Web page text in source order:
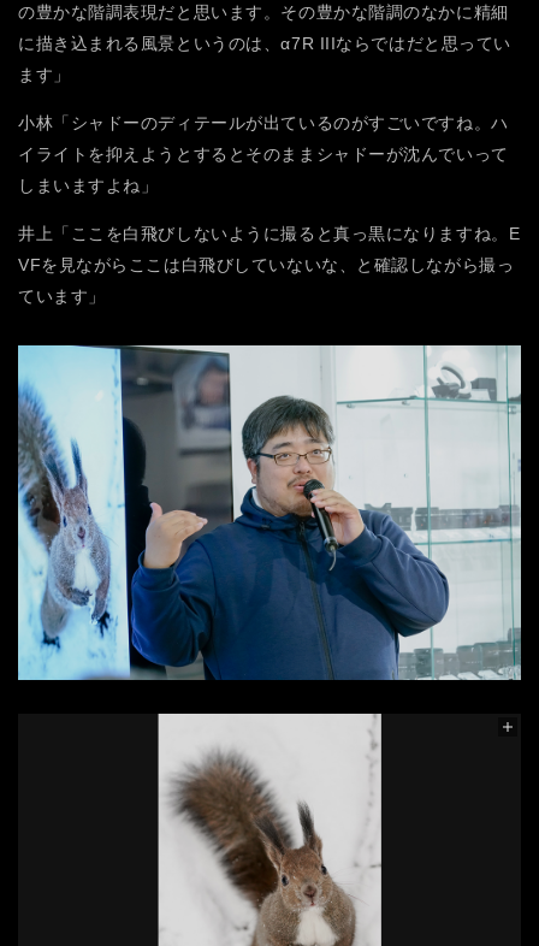
の豊かな階調表現だと思います。その豊かな階調のなかに精細
に描き込まれる風景というのは、α7R IIIならではだと思ってい
ます」
小林「シャドーのディテールが出ているのがすごいですね。ハ
イライトを抑えようとするとそのままシャドーが沈んでいって
しまいますよね」
井上「ここを白飛びしないように撮ると真っ黒になりますね。E
VFを見ながらここは白飛びしていないな、と確認しながら撮っ
ています」